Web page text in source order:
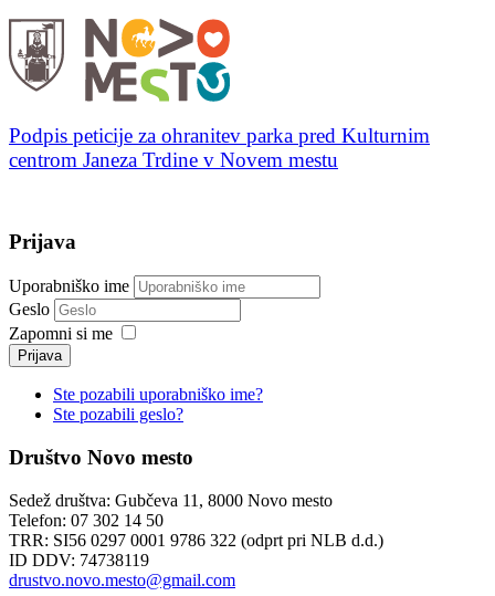
Podpis peticije za ohranitev parka pred Kulturnim
centrom Janeza Trdine v Novem mestu
Prijava
Uporabniško ime
Geslo
Zapomni si me
Prijava
Ste pozabili uporabniško ime?
Ste pozabili geslo?
Društvo Novo mesto
Sedež društva: Gubčeva 11, 8000 Novo mesto
Telefon: 07 302 14 50
TRR: SI56 0297 0001 9786 322 (odprt pri NLB d.d.)
ID DDV: 74738119
drustvo.novo.mesto@gmail.com